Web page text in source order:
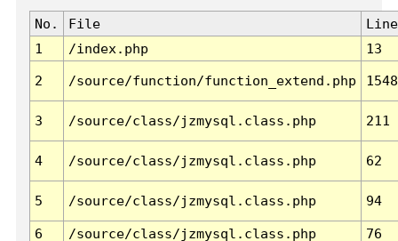
No. File
Line
1
/index.php 13
2 /source/function/function_extend.php 1548
3 /source/class/jzmysql.class.php 211
4 /source/class/jzmysql.class.php 62
5 /source/class/jzmysql.class.php 94
6 /source/class/jzmysql.class.php 76